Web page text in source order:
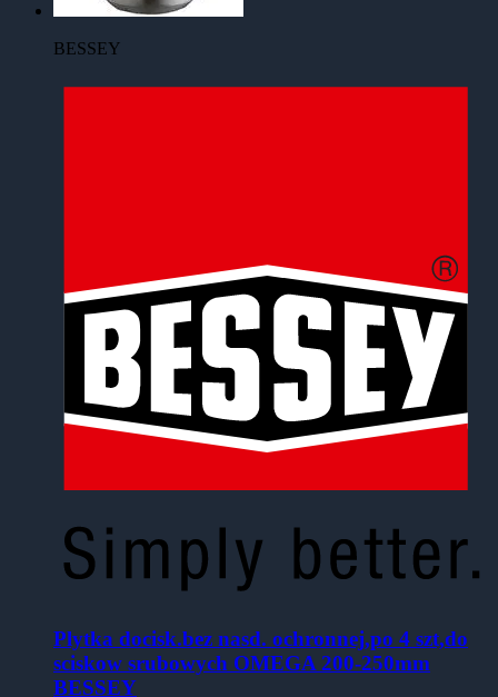
BESSEY
Plytka docisk.bez nasd. ochronnej,po 4 szt,do
sciskow srubowych OMEGA 200-250mm
BESSEY